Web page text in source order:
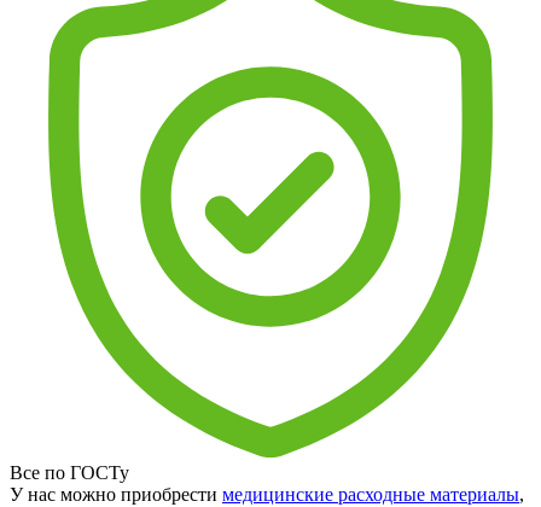
Все по ГОСТу
У нас можно приобрести медицинские расходные материалы,